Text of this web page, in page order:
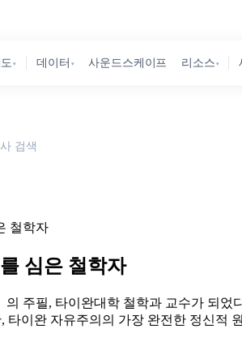
▾ 데이터 ▾ 사운드스케이프 리소스 ▾
검색
철학자
심은 철학자
주필, 타이완대학 철학과 교수가 되
타이완 자유주의의 가장 완전한 정신적